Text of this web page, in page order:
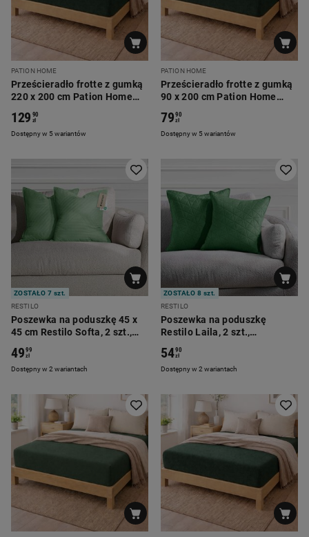
PATION HOME
Prześcieradło frotte z gumką
220 x 200 cm Pation Home
Dostępny w 5 wariantów
129 90
zł
PATION HOME
Prześcieradło frotte z gumką
90 x 200 cm Pation Home
Dostępny w 5 wariantów
7990
zł
ZOSTAŁO 7 szt.
RESTILO
Poszewka na poduszkę 45 x
45 cm Restilo Softa, 2 szt.,
Dostępny w 2 wariantach
4999
zł
ZOSTAŁO 8 szt.
RESTILO
Poszewka na poduszkę
Restilo Laila, 2 szt.,
Dostępny w 2 wariantach
5490
zł